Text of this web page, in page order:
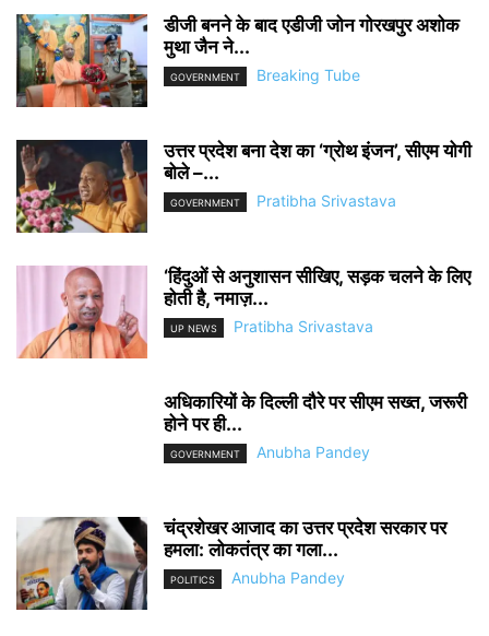
डीजी बनने के बाद एडीजी जोन गोरखपुर अशोक
मुथा जैन ने...
GOVERNMENT Breaking Tube
उत्तर प्रदेश बना देश का ‘ग्रोथ इंजन’, सीएम योगी
बोले –...
GOVERNMENT Pratibha Srivastava
‘हिंदुओं से अनुशासन सीखिए, सड़क चलने के लिए
होती है, नमाज़...
UP NEWS Pratibha Srivastava
अधिकारियों के दिल्ली दौरे पर सीएम सख्त, जरूरी
होने पर ही...
GOVERNMENT Anubha Pandey
चंद्रशेखर आजाद का उत्तर प्रदेश सरकार पर
हमला: लोकतंत्र का गला...
POLITICS Anubha Pandey